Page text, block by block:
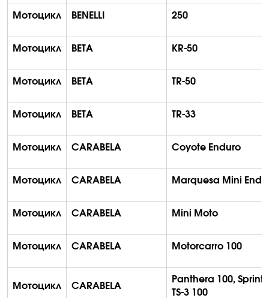
Мотоцикл BENELLI 250
Мотоцикл BETA KR-50
Мотоцикл BETA TR-50
Мотоцикл BETA TR-33
Мотоцикл CARABELA Coyote Enduro
Мотоцикл CARABELA Marquesa Mini
Мотоцикл CARABELA Mini Moto
Мотоцикл CARABELA Motorcarro 100
Мотоцикл CARABELA
Panthera 100, Sprint
TS-3 100